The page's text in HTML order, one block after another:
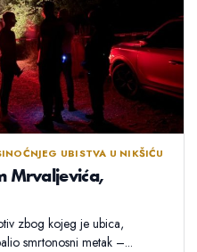
UBISTVA U NIKŠIĆU
Mrvaljevića,
zbog kojeg je ubica,
smrtonosni metak –...